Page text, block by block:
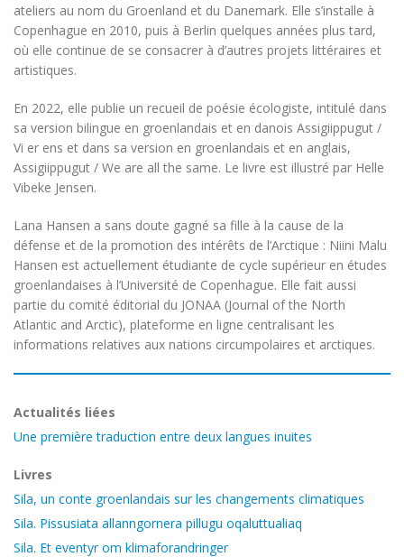
ateliers au nom du Groenland et du Danemark. Elle s’installe à
Copenhague en 2010, puis à Berlin quelques années plus tard,
où elle continue de se consacrer à d’autres projets littéraires et
artistiques.
En 2022, elle publie un recueil de poésie écologiste, intitulé dans
sa version bilingue en groenlandais et en danois Assigiippugut /
Vi er ens et dans sa version en groenlandais et en anglais,
Assigiippugut / We are all the same. Le livre est illustré par Helle
Vibeke Jensen.
Lana Hansen a sans doute gagné sa fille à la cause de la
défense et de la promotion des intérêts de l’Arctique : Niini Malu
Hansen est actuellement étudiante de cycle supérieur en études
groenlandaises à l’Université de Copenhague. Elle fait aussi
partie du comité éditorial du JONAA (Journal of the North
Atlantic and Arctic), plateforme en ligne centralisant les
informations relatives aux nations circumpolaires et arctiques.
Actualités liées
Une première traduction entre deux langues inuites
Livres
Sila, un conte groenlandais sur les changements climatiques
Sila. Pissusiata allanngornera pillugu oqaluttualiaq
Sila. Et eventyr om klimaforandringer